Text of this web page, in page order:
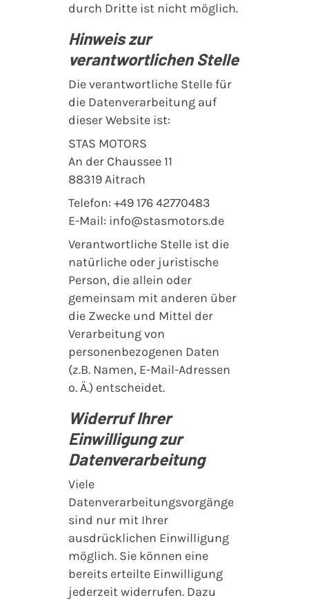
durch Dritte ist nicht möglich.
Hinweis zur
verantwortlichen Stelle
Die verantwortliche Stelle für
die Datenverarbeitung auf
dieser Website ist:
STAS MOTORS
An der Chaussee 11
88319 Aitrach
Telefon: +49 176 42770483
E-Mail: info@stasmotors.de
Verantwortliche Stelle ist die
natürliche oder juristische
Person, die allein oder
gemeinsam mit anderen über
die Zwecke und Mittel der
Verarbeitung von
personenbezogenen Daten
(z.B. Namen, E-Mail-Adressen
o. Ä.) entscheidet.
Widerruf Ihrer
Einwilligung zur
Datenverarbeitung
Viele
Datenverarbeitungsvorgänge
sind nur mit Ihrer
ausdrücklichen Einwilligung
möglich. Sie können eine
bereits erteilte Einwilligung
jederzeit widerrufen. Dazu